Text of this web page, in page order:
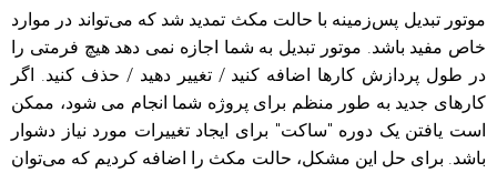
موتور تبدیل پس‌زمینه با حالت مکث تمدید شد که می‌تواند در موارد
خاص مفید باشد. موتور تبدیل به شما اجازه نمی دهد هیچ فرمتی را
در طول پردازش کارها اضافه کنید / تغییر دهید / حذف کنید. اگر
کارهای جدید به طور منظم برای پروژه شما انجام می شود، ممکن
است یافتن یک دوره "ساکت" برای ایجاد تغییرات مورد نیاز دشوار
باشد. برای حل این مشکل، حالت مکث را اضافه کردیم که می‌توان